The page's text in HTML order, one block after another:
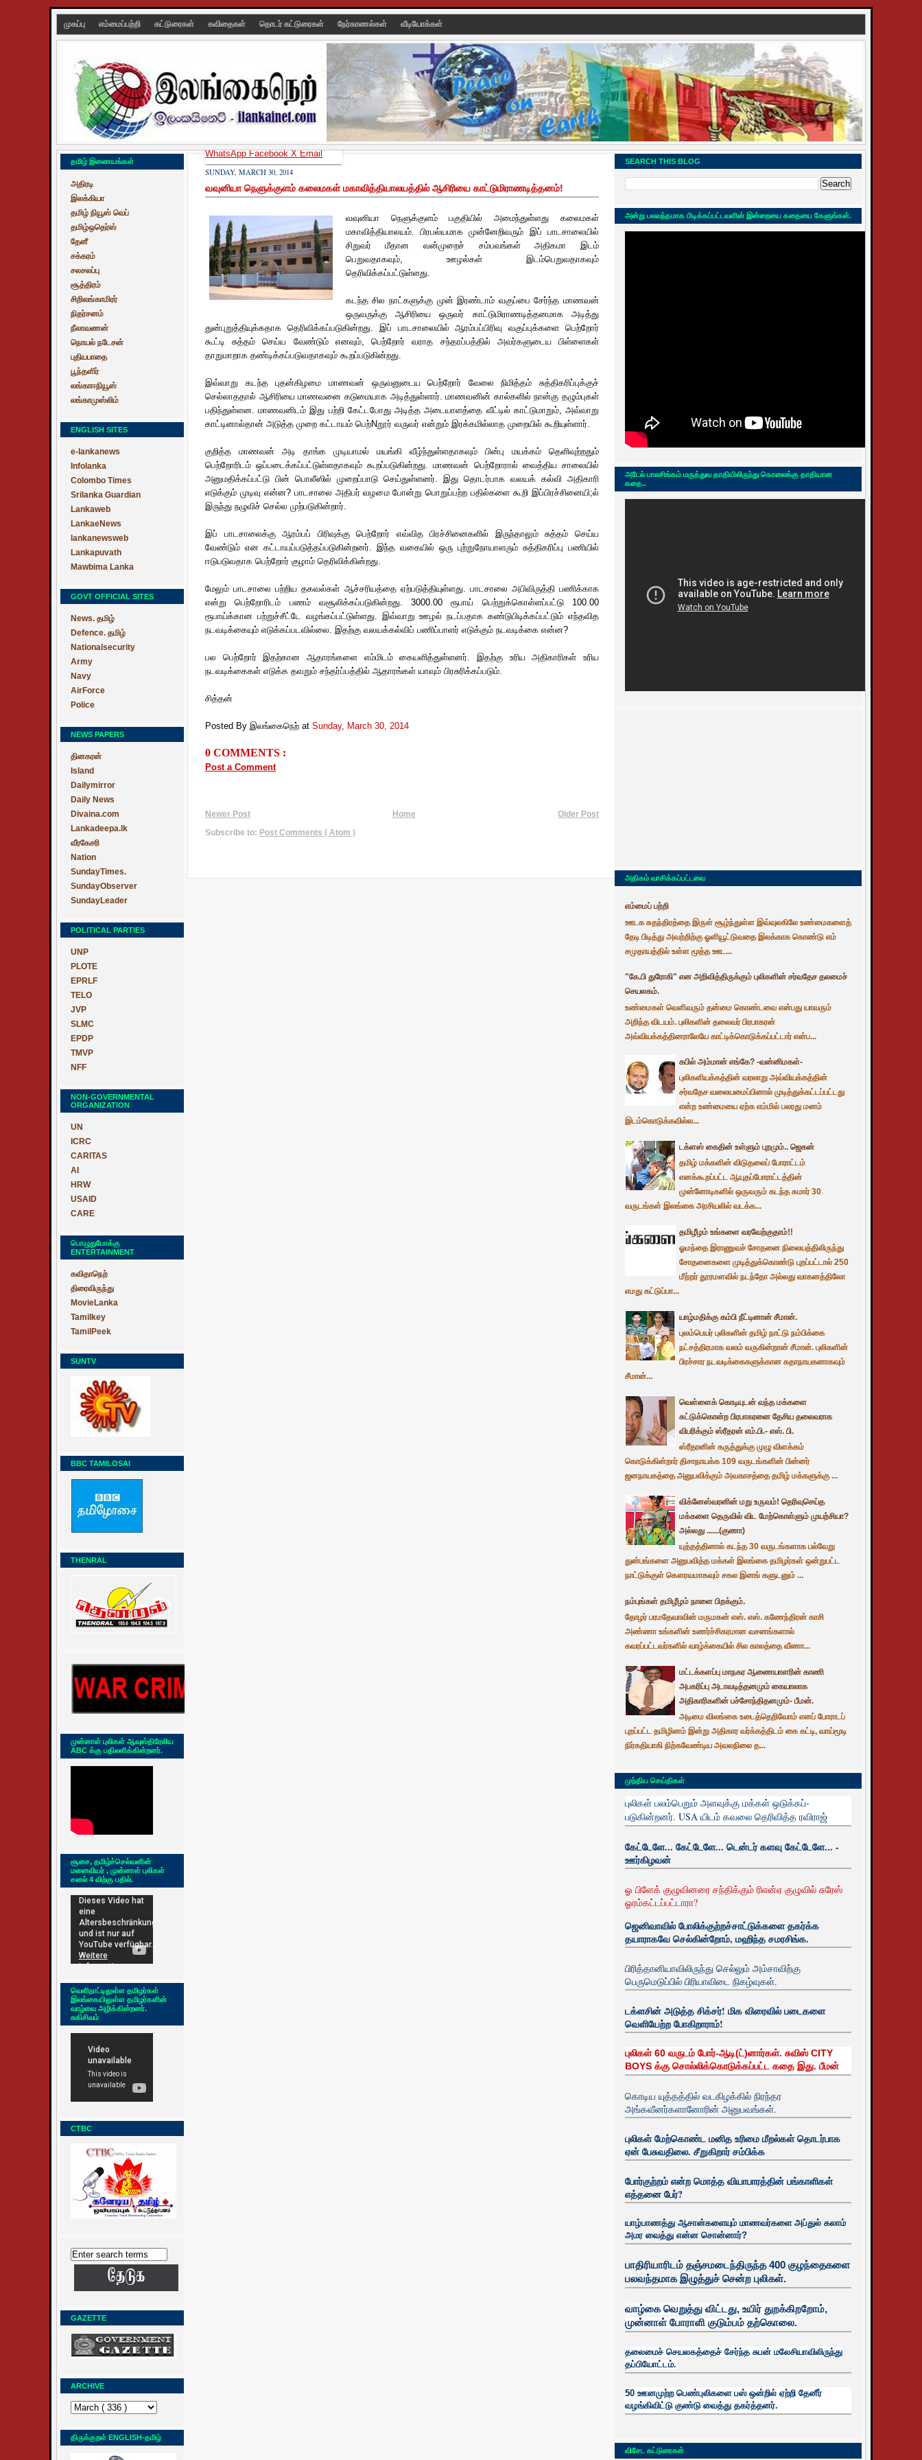
முகப்பு எம்மைப்பற்றி கட்டுரைகள் கவிதைகள் தொடர் கட்டுரைகள் நேர்காணல்கள் வீடியோக்கள்
தமிழ் இணையங்கள்
அதிரடி
இலக்கியா
தமிழ் நியூஸ் வெப்
தமிழ்ஒதெர்ஸ்
தேனீ
சக்கரம்
சலசலப்பு
சூத்திரம்
சிறிலங்காமிரர்
நிதர்சனம்
நீலாவணன்
நொயல் நடேசன்
புதியபாதை
பூந்தளிர்
லங்காஈநியூஸ்
லங்காமுஸ்லிம்
ENGLISH SITES
e-lankanews
Infolanka
Colombo Times
Srilanka Guardian
Lankaweb
LankaeNews
lankanewsweb
Lankapuvath
Mawbima Lanka
GOVT OFFICIAL SITES
News. தமிழ்
Defence. தமிழ்
Nationalsecurity
Army
Navy
AirForce
Police
NEWS PAPERS
தினகரன்
Island
Dailymirror
Daily News
Divaina.com
Lankadeepa.lk
வீரகேசரி
Nation
SundayTimes.
SundayObserver
SundayLeader
POLITICAL PARTIES
UNP
PLOTE
EPRLF
TELO
JVP
SLMC
EPDP
TMVP
NFF
NON-GOVERNMENTAL
ORGANIZATION
UN
ICRC
CARITAS
AI
HRW
USAID
CARE
பொழுதுபோக்கு
ENTERTAINMENT
கவிதாநெற்
திரைவிருந்து
MovieLanka
Tamilkey
TamilPeek
SUNTV
BBC TAMILOSAI
THENRAL
முன்னாள் புலிகள் ஆவுஸ்திரேலிய
ABC க்கு பதிலளிக்கின்றனர்.
சூசை, தமிழ்ச்செல்வனின்
மனைவியர் , முன்னாள் புலிகள்
சனல் 4 விற்கு பதில்.
வெளிநாட்டிலுள்ள தமிழர்கள்
இலங்கையிலுள்ள தமிழர்களின்
வாழ்வை அழிக்கின்றனர்.
சுகிசிவம்
CTBC
GAZETTE
ARCHIVE
திருக்குறள் ENGLISH-தமிழ்
SUNDAY, MARCH 30, 2014
வவுனியா நெளுக்குளம் கலைமகள் மகாவித்தியாலயத்தில் ஆசிரியை காட்டுமிராணடித்தனம்!
வவுனியா நெளுக்குளம் பகுதியில் அமைந்துள்ளது கலைமகள்
மகாவித்தியாலயம். பிரபல்யமாக முன்னேறிவரும் இப் பாடசாலையில்
சிறுவர் மீதான வன்முறைச் சம்பவங்கள் அதிகமா இடம்
பெறுவதாகவும், ஊழல்கள் இடம்பெறுவதாகவும்
தெரிவிக்கப்பட்டுள்ளது.
கடந்த சில நாட்களுக்கு முன் இரண்டாம் வகுப்பை சேர்ந்த மாணவன்
ஒருவருக்கு ஆசிரியை ஒருவர் காட்டுமிராணடித்தனமாக அடித்து
துன்புறுத்தியுக்கதாக தெரிவிக்கப்படுகின்றது. இப் பாடசாலையில் ஆரம்பப்பிரிவு வகுப்புக்களை பெற்றோர்
கூட்டி சுத்தம் செய்ய வேண்டும் எனவும், பெற்றோர் வராத சந்தரப்பத்தில் அவர்களுடைய பிள்ளைகள்
தாறுமாறாக தண்டிக்கப்படுவதாகவும் கூறப்படுகின்றது.
இவ்வாறு கடந்த புதன்கிழமை மாணவன் ஒருவனுடைய பெற்றோர் வேலை நிமித்தம் சுத்திகரிப்புக்குச்
செல்லாததால் ஆசிரியை மாணவனை கடுமையாக அடித்துள்ளார். மாணவனின் கால்களில் நான்கு தழும்புகள்
பதிந்துள்ளன. மாணவனிடம் இது பற்றி கேட்டபோது அடித்த அடையாளத்தை வீட்டில் காட்டுமாறும், அவ்வாறு
காட்டினால்தான் அடுத்த முறை கட்டாயம் பெற்Nறூர் வருவர் என்றும் இரக்கமில்லாத முறையில் கூறியுள்ளார்.
குறித்த மாணவன் அடி தாங்க முடியாமல் மயங்கி வீழ்ந்துள்ளதாகவும் பின்பு மயக்கம் தெளிவுற்றதும்
பெற்றோரிடம் ஒப்படைக்கப்பட்டுள்ளதாகவும் கூறப்படுகின்றது. மாணவன் பெற்றோரால் வைத்திய சாலையில்
அனுமதிக்கப்பட்டு பின் பொலீஸில் முறைப்பாடு செய்துள்ளனர். இது தொடர்பாக வலயக் கல்வி அதிகாரி
எடுக்கும் முடிவு என்ன? பாடசாலை அதிபர் வழமை போன்று பொறுப்பற்ற பதில்களை கூறி இப்பிரச்சினையி;ல்
இருந்து நழுவிச் செல்ல முற்படுகின்றார்.
இப் பாடசாலைக்கு ஆரம்பப் பிரிவுக்கு பெற்றோர் எவ்வித பிரச்சினைகளில் இருந்தாலும் சுத்தம் செய்ய
வேண்டும் என கட்டாயப்படுத்தப்படுகின்றனர். இந்த வகையில் ஒரு புற்றுநோயாளரும் சுத்திகரிப்பு பணியில்
ஈடுபடுவதாக பெற்றோர் குழாம் தெரிவிக்கின்றது.
மேலும் பாடசாலை பற்றிய தகவல்கள் ஆச்சரியத்தை ஏற்படுத்தியுள்ளது. பாடசாலை அபிவிருத்தி பணிக்காக
என்று பெற்றோரிடம் பணம் வசூலிக்கப்படுகின்றது. 3000.00 ரூபாய் பெற்றுக்கொள்ளப்பட்டு 100.00
ரூபாய்க்கான பற்றுச்சீட்டே வழங்கப்பட்டுள்ளது. இவ்வாறு ஊழல் நடப்பதாக கண்டுபிடிக்கப்பட்டும் எந்தவித
நடவடிக்கையும் எடுக்கப்படவில்லை. இதற்கு வலயக்கல்விப் பணிப்பாளர் எடுக்கும் நடவடிக்கை என்ன?
பல பெற்றோர் இதற்கான ஆதாரங்களை எம்மிடம் கையளித்துள்ளனர். இதற்கு உரிய அதிகாரிகள் உரிய
நடவடிக்கைகள் எடுக்க தவறும் சந்தர்ப்பத்தில் ஆதாரங்கள் யாவும் பிரசுரிக்கப்படும்.
சித்தன்
Posted By இலங்கைநெற் at Sunday, March 30, 2014
0 COMMENTS :
Post a Comment
Newer Post Older Post
Home
Subscribe to: Post Comments ( Atom )
WhatsAppFacebookXEmail
SEARCH THIS BLOG
அன்று பலவந்தமாக பிடிக்கப்பட்டவளின் இன்றையை கதையை கேளுங்கள்.
அடேல் பாலசிங்கம் மருத்துவ தாதியிலிருந்து கொலைக்கு தாதியான
கதை..
அதிகம் வாசிக்கப்பட்டவை
எம்மைப் பற்றி
ஊடக சுதந்திரத்தை இருள் சூழ்ந்துள்ள இவ்வுலகிலே உண்மைகளைத்
தேடி பிடித்து அவற்றிற்கு ஓளியூட்டுவதை இலக்காக கொண்டு எம்
சமுதாயத்தில் உள்ள மூத்த ஊட...
"கே.பி துரோகி" என அறிவித்திருக்கும் புலிகளின் சர்வதேச தலமைச்
செயலகம்.
உண்மைகள் வெளிவரும் தன்மை கொண்டவை என்பது யாவரும்
அறிந்த விடயம். புலிகளின் தலைவர் பிரபாகரன்
அவ்வியக்கத்தினராலேயே காட்டிக்கொடுக்கப்பட்டார் என்ப...
கபில் அம்மான் எங்கே? -வன்னிமகள்-
புலிகளியக்கத்தின் வரலாறு அவ்வியக்கத்தின்
சர்வதேச வலையமைப்பினால் முடித்துக்கட்டப்பட்டது
என்ற உண்மையை ஏற்க எம்மில் பலரது மனம்
இடம்கொடுக்கவில்ல...
டக்ளஸ் கைதின் உள்ளும் புறமும்.. ஜெகன்
தமிழ் மக்களின் விடுதலைப் போராட்டம்
எனக்கூறப்பட்ட ஆயுதப்போராட்டத்தின்
முன்னோடிகளில் ஒருவரும் கடந்த சுமார் 30
வருடங்கள் இலங்கை அரசியலில் வடக்க...
தமிழீழம் உங்களை வரவேற்குதாம்!!
ஓமந்தை இராணுவச் சோதனை நிலையத்திலிருந்து
சோதனைகளை முடித்துக்கொண்டு புறப்பட்டால் 250
மீற்றர் தூரமளவில் நடந்தோ அல்லது வாகனத்திலோ
எமது கட்டுப்பா...
யாழ்மதிக்கு கம்பி நீட்டினான் சீமான்.
புலம்பெயர் புலிகளின் தமிழ் நாட்டு நம்பிக்கை
நட்சத்திரமாக வலம் வருகின்றான் சீமான். புலிகளின்
பிரச்சார நடவடிக்கைகளுக்கான கதாநாயகனாகவும்
சீமான்...
வெள்ளைக் கொடியுடன் வந்த மக்களை
சுட்டுக்கொன்ற பிரபாகரனை தேசிய தலைவராக
விபரிக்கும் ஸ்ரீதரன் எம்.பி.- எஸ். பி.
ஸ்ரீதரனின் கருத்துக்கு முழு விளக்கம்
கொடுக்கின்றார் திசாநாயக்க 109 வருடங்களின் பின்னர்
ஜனநாயகத்தை அனுபவிக்கும் அவகாசத்தை தமிழ் மக்களுக்கு ...
விக்னேஸ்வரனின் மறு உருவம்! தெரிவுசெய்த
மக்களை தெருவில் விட மேற்கொள்ளும் முயற்சியா?
அல்லது ......(குணா)
யுத்தத்தினால் கடந்த 30 வருடங்களாக பல்வேறு
துன்பங்களை அனுபவித்த மக்கள் இலங்கை தமிழர்கள் ஒன்றுபட்ட
நாட்டுக்குள் கௌரவமாகவும் சகல இனங் களுடனும் ...
நம்புங்கள் தமிழீழம் நாளை பிறக்கும்.
தோழர் பரமதேவாவின் மருமகன் எஸ். எஸ். கணேந்திரன் காசி
அண்ணா உங்களின் உணர்ச்சிகரமான வசனங்களால்
கவரப்பட்டவர்களில் வாழ்க்கையில் சில காலத்தை வீணா...
மட்டக்களப்பு மாநகர ஆணையாளரின் காணி
அபகரிப்பு அடாவடித்தனமும் கையாலாக
அதிகாரிகளின் பச்சோந்திதனமும்- பீமன்.
அடிமை விலங்கை உடைத்தெறிவோம் எனப் போராடப்
புறப்பட்ட தமிழினம் இன்று அதிகார வர்க்கத்திடம் கை கட்டி, வாய்மூடி
நிர்கதியாகி நிற்கவேண்டிய அவலநிலை த...
முந்திய செய்திகள்
புலிகள் பலம்பெறும் அளவுக்கு மக்கள் ஒடுக்கப்-
படுகின்றனர். USA யிடம் கவலை தெரிவித்த ரவிராஜ்
கேட்டேளே... கேட்டேளே... டென்டர் களவு கேட்டேளே... -
ஊர்கிழவன்
ஓ பிளேக் குழுவினரை சந்திக்கும் ரிஎன்ஏ குழுவில் சுரேஸ்
ஓரம்கட்டப்பட்டாரா?
ஜெனிவாவில் போலிக்குற்றச்சாட்டுக்களை தகர்க்க
தயாராகவே செல்கின்றோம், மஹிந்த சமரசிங்க.
பிரித்தானியாவிலிருந்து செல்லும் அம்சாவிற்கு
பெருமெடுப்பில் பிரியாவிடை நிகழ்வுகள்.
டக்ளசின் அடுத்த சிக்சர்! மிக விரைவில் படைகளை
வெளியேற்ற போகிறாராம்!
புலிகள் 60 வருடம் போர்-ஆடி(ட்)னார்கள். சுவிஸ் CITY
BOYS க்கு சொல்லிக்கொடுக்கப்பட்ட கதை இது. பீமன்
கொடிய யுத்தத்தில் வடகிழக்கில் நிரந்தர
அங்கவீனர்களானோரின் அனுபவங்கள்.
புலிகள் மேற்கொண்ட மனித உரிமை மீறல்கள் தொடர்பாக
ஏன் பேசுவதிலை. சீறுகிறார் சம்பிக்க
போர்குற்றம் என்ற மொத்த வியாபாரத்தின் பங்காளிகள்
எத்தனை பேர்?
யாழ்பாணத்து ஆசான்களையும் மாணவர்களை அப்துல் கலாம்
அமர வைத்து என்ன சொன்னார்?
பாதிரியாரிடம் தஞ்சமடைந்திருந்த 400 குழந்தைகளை
பலவந்தமாக இழுத்துச் சென்ற புலிகள்.
வாழ்கை வெறுத்து விட்டது, உயிர் துறக்கிறறோம்,
முன்னாள் போராளி குடும்பம் தற்கொலை.
தலைமைச் செயலகத்தைச் சேர்ந்த சுபன் மலேசியாவிலிருந்து
தப்பியோட்டம்.
50 ஊனமுற்ற பெண்புலிகளை பஸ் ஒன்றில் ஏற்றி தேனீர்
வழங்கிவிட்டு குண்டு வைத்து தகர்த்தனர்.
விசேட கட்டுரைகள்